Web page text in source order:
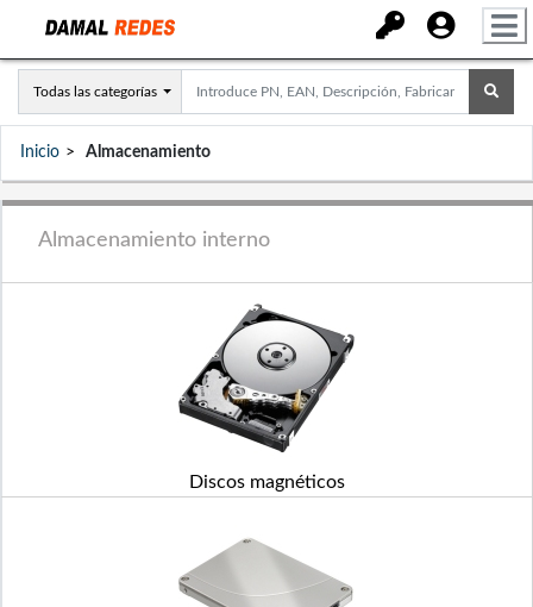
Todas las categorías
Inicio Almacenamiento
Almacenamiento interno
Discos magnéticos